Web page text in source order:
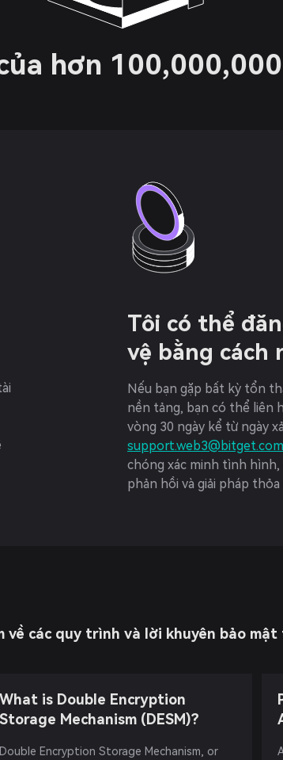
hơn
Tôi có thể
vệ bằng cách
Nếu bạn gặp bất kỳ tổn
nền tảng, bạn có thể liên
vòng 30 ngày kể từ ngày
support.web3@bitget.com
chóng xác minh tình
phản hồi và giải pháp thỏa
về các quy trình và lời khuyên bảo
What is Double Encryption
Storage Mechanism (DESM)?
Double Encryption Storage Mechanism, or